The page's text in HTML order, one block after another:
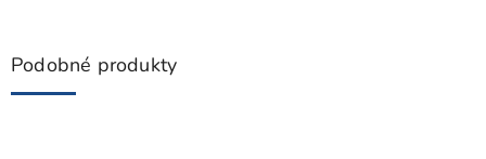
Podobné produkty